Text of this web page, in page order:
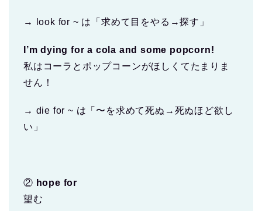
→ look for ~ は「求めて目をやる→探す」
I’m dying for a cola and some popcorn!
私はコーラとポップコーンがほしくてたまりま
せん！
→ die for ~ は「〜を求めて死ぬ→死ぬほど欲し
い」
② hope for
望む